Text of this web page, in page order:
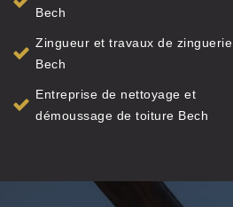
Bech
Zingueur et travaux de zinguerie
Bech
Entreprise de nettoyage et
démoussage de toiture Bech